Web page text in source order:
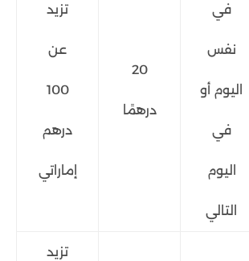
في
نفس
اليوم أو
في
اليوم
التالي
20
درهمًا
تزيد
عن
100
درهم
إماراتي
تزيد